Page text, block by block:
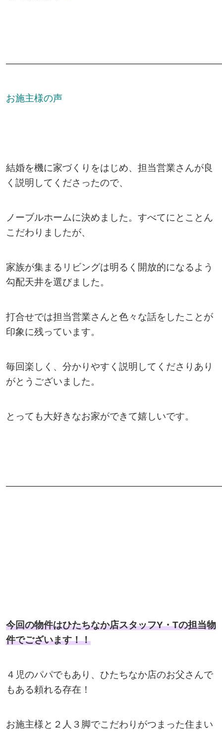
お施主様の声
結婚を機に家づくりをはじめ、担当営業さんが良
く説明してくださったので、
ノーブルホームに決めました。 すべてにとことん
こだわりましたが、
家族が集まるリビングは明るく開放的になるよう
勾配天井を選びました。
打合せでは担当営業さんと色々な話をしたことが
印象に残っています。
毎回楽しく、分かりやすく説明してくださりあり
がとうございました。
とっても大好きなお家ができて嬉しいです。
今回の物件はひたちなか店スタッフY・Tの担当物
件でございます！！
４児のパパでもあり、ひたちなか店のお父さんで
もある頼れる存在！
お施主様と２人３脚でこだわりがつまった住まい